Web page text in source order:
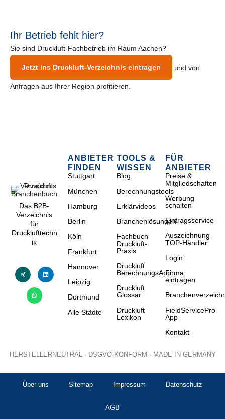
Ihr Betrieb fehlt hier?
Sie sind Druckluft-Fachbetrieb im Raum Aachen?
Jetzt ins Druckluft-Verzeichnis eintragen und von
Anfragen aus Ihrer Region profitieren.
Das B2B-
Verzeichnis
für
Drucklufttechn
ik
ANBIETER
FINDEN
Stuttgart
München
Hamburg
Berlin
Köln
Frankfurt
Hannover
Leipzig
Dortmund
Alle Städte
TOOLS &
WISSEN
Blog
Berechnungstools
Erklärvideos
Branchenlösungen
Fachbuch
Druckluft-
Praxis
Druckluft
BerechnungsApp
Druckluft
Glossar
Druckluft
Lexikon
FÜR
ANBIETER
Preise &
Mitgliedschaften
Werbung
schalten
Eintragsservice
Auszeichnung
TOP-Händler
Login
Firma
eintragen
FieldServicePro
App
Kontakt
HERSTELLERNEUTRAL · DSGVO-KONFORM · MADE IN GERMANY
Über uns Sitemap Impressum Datenschutz
AGB